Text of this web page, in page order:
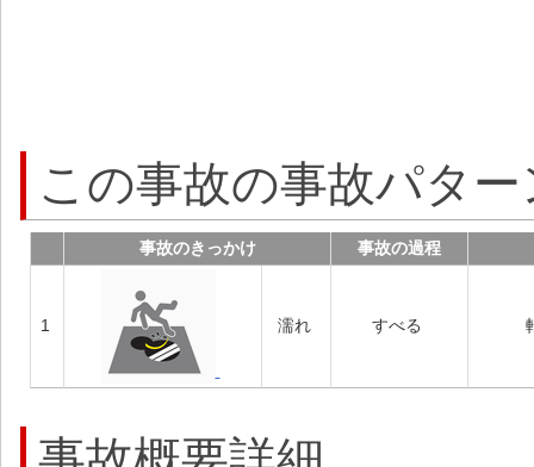
この事故の事故パター
事故のきっかけ 事故の過程
1 濡れ すべる